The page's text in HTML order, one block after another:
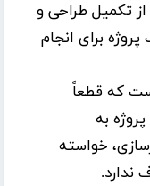
تکمیل طراحی و
برای انجام
که قطعاً
به
خواسته
ندارد.